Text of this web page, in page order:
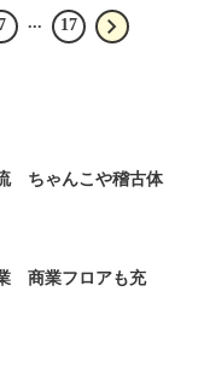
... 17
ちゃんこや稽古体
商業フロアも充